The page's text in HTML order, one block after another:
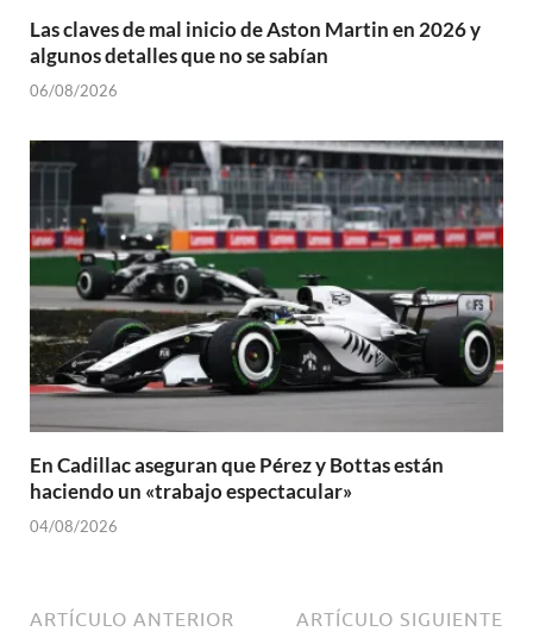
Las claves de mal inicio de Aston Martin en 2026 y
algunos detalles que no se sabían
06/08/2026
En Cadillac aseguran que Pérez y Bottas están
haciendo un «trabajo espectacular»
04/08/2026
ARTÍCULO ANTERIOR ARTÍCULO SIGUIENTE